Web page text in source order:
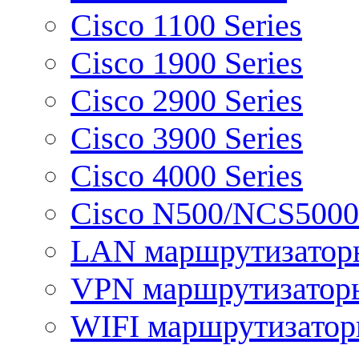
Cisco 1100 Series
Cisco 1900 Series
Cisco 2900 Series
Cisco 3900 Series
Cisco 4000 Series
Cisco N500/
LAN
VPN
WIFI